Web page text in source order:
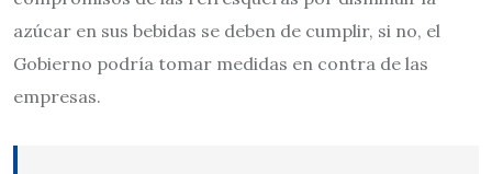
azúcar en sus bebidas se deben de cumplir, si no, el
Gobierno podría tomar medidas en contra de las
empresas.